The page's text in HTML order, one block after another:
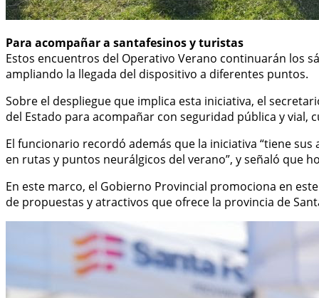
Para acompañar a santafesinos y turistas
Estos encuentros del Operativo Verano continuarán los
ampliando la llegada del dispositivo a diferentes puntos.
Sobre el despliegue que implica esta iniciativa, el
del Estado para acompañar con seguridad pública y
El funcionario recordó además que la iniciativa “tiene
en rutas y puntos neurálgicos del verano”, y señaló que
En este marco, el Gobierno Provincial promociona en
de propuestas y atractivos que ofrece la provincia de